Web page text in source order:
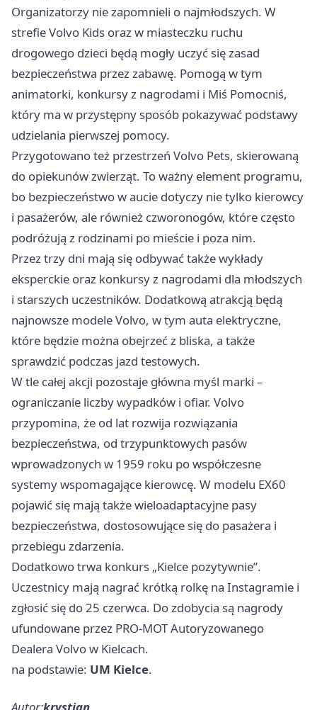
Organizatorzy nie zapomnieli o najmłodszych. W
strefie Volvo Kids oraz w miasteczku ruchu
drogowego dzieci będą mogły uczyć się zasad
bezpieczeństwa przez zabawę. Pomogą w tym
animatorki, konkursy z nagrodami i Miś Pomocniś,
który ma w przystępny sposób pokazywać podstawy
udzielania pierwszej pomocy.
Przygotowano też przestrzeń Volvo Pets, skierowaną
do opiekunów zwierząt. To ważny element programu,
bo bezpieczeństwo w aucie dotyczy nie tylko kierowcy
i pasażerów, ale również czworonogów, które często
podróżują z rodzinami po mieście i poza nim.
Przez trzy dni mają się odbywać także wykłady
eksperckie oraz konkursy z nagrodami dla młodszych
i starszych uczestników. Dodatkową atrakcją będą
najnowsze modele Volvo, w tym auta elektryczne,
które będzie można obejrzeć z bliska, a także
sprawdzić podczas jazd testowych.
W tle całej akcji pozostaje główna myśl marki –
ograniczanie liczby wypadków i ofiar. Volvo
przypomina, że od lat rozwija rozwiązania
bezpieczeństwa, od trzypunktowych pasów
wprowadzonych w 1959 roku po współczesne
systemy wspomagające kierowcę. W modelu EX60
pojawić się mają także wieloadaptacyjne pasy
bezpieczeństwa, dostosowujące się do pasażera i
przebiegu zdarzenia.
Dodatkowo trwa konkurs „Kielce pozytywnie”.
Uczestnicy mają nagrać krótką rolkę na Instagramie i
zgłosić się do 25 czerwca. Do zdobycia są nagrody
ufundowane przez PRO-MOT Autoryzowanego
Dealera Volvo w Kielcach.
na podstawie: UM Kielce.